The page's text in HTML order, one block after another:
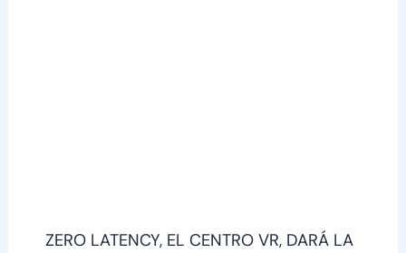
ZERO LATENCY, EL CENTRO VR, DARÁ LA